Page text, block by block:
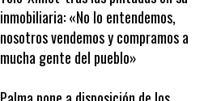
Tolo 'Ximet' tras las pintadas en su
inmobiliaria: «No lo entendemos,
nosotros vendemos y compramos a
mucha gente del pueblo»